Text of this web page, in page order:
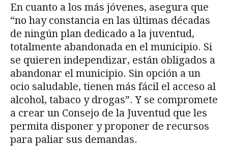
En cuanto a los más jóvenes, asegura que
“no hay constancia en las últimas décadas
de ningún plan dedicado a la juventud,
totalmente abandonada en el municipio. Si
se quieren independizar, están obligados a
abandonar el municipio. Sin opción a un
ocio saludable, tienen más fácil el acceso al
alcohol, tabaco y drogas”. Y se compromete
a crear un Consejo de la Juventud que les
permita disponer y proponer de recursos
para paliar sus demandas.